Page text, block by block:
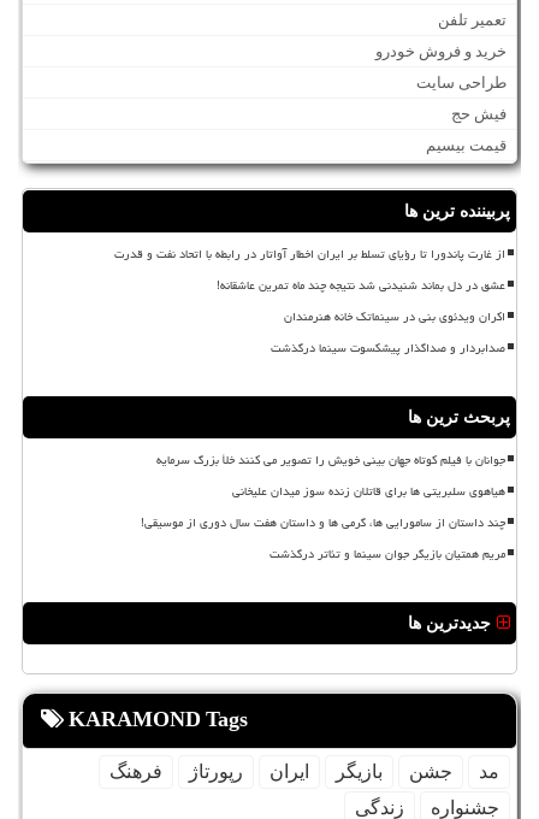
تعمیر تلفن
خرید و فروش خودرو
طراحی سایت
فیش حج
قیمت بیسیم
پربیننده ترین ها
از غارت پاندورا تا رؤیای تسلط بر ایران اخطار آواتار در رابطه با اتحاد نفت و قدرت
عشق در دل بماند شنیدنی شد نتیجه چند ماه تمرین عاشقانه!
اکران ویدئوی بنی در سینماتک خانه هنرمندان
صدابردار و صداگذار پیشکسوت سینما درگذشت
پربحث ترین ها
جوانان با فیلم کوتاه جهان بینی خویش را تصویر می کنند خلأ بزرگ سرمایه
هیاهوی سلبریتی ها برای قاتلان زنده سوز میدان علیخانی
چند داستان از سامورایی ها، گرمی ها و داستان هفت سال دوری از موسیقی!
مریم همتیان بازیگر جوان سینما و تئاتر درگذشت
جدیدترین ها
KARAMOND Tags
مد جشن بازیگر ایران رپورتاژ
فرهنگ
جشنواره
زندگی